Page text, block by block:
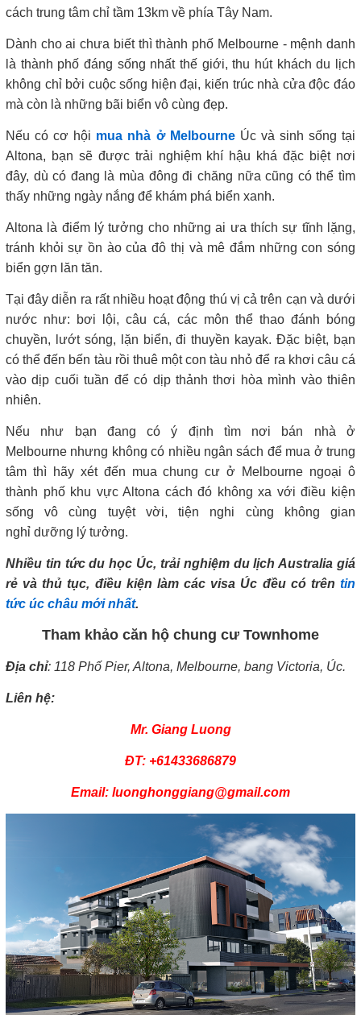
cách trung tâm chỉ tầm 13km về phía Tây Nam.
Dành cho ai chưa biết thì thành phố Melbourne - mệnh danh
là thành phố đáng sống nhất thế giới, thu hút khách du lịch
không chỉ bởi cuộc sống hiện đại, kiến trúc nhà cửa độc đáo
mà còn là những bãi biển vô cùng đẹp.
Nếu có cơ hội mua nhà ở MelbourneÚc và sinh sống tại
Altona, bạn sẽ được trải nghiệm khí hậu khá đặc biệt nơi
đây, dù có đang là mùa đông đi chăng nữa cũng có thể tìm
thấy những ngày nắng để khám phá biển xanh.
Altona là điểm lý tưởng cho những ai ưa thích sự tĩnh lặng,
tránh khỏi sự ồn ào của đô thị và mê đắm những con sóng
biển gợn lăn tăn.
Tại đây diễn ra rất nhiều hoạt động thú vị cả trên cạn và dưới
nước như: bơi lội, câu cá, các môn thể thao đánh bóng
chuyền, lướt sóng, lặn biển, đi thuyền kayak. Đặc biệt, bạn
có thể đến bến tàu rồi thuê một con tàu nhỏ để ra khơi câu cá
vào dịp cuối tuần để có dịp thảnh thơi hòa mình vào thiên
nhiên.
Nếu như bạn đang có ý định tìm nơi bán nhà ở
Melbourne nhưng không có nhiều ngân sách để mua ở trung
tâm thì hãy xét đến mua chung cư ở Melbourne ngoại ô
thành phố khu vực Altona cách đó không xa với điều kiện
sống vô cùng tuyệt vời, tiện nghi cùng không gian
nghỉ dưỡng lý tưởng.
Nhiều tin tức du học Úc, trải nghiệm du lịch Australia giá
rẻ và thủ tục, điều kiện làm các visa Úc đều có trên tin
tức úc châu mới nhất.
Tham khảo căn hộ chung cư Townhome
Địa chỉ: 118 Phố Pier, Altona, Melbourne, bang Victoria, Úc.
Liên hệ:
Mr. Giang Luong
ĐT: +61433686879
Email: luonghonggiang@gmail.com